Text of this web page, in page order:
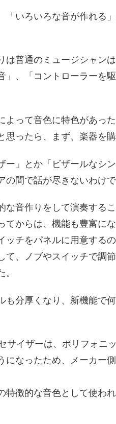
「いろいろな音が作れる
普通のミュージシャン
」、「コントローラーを
よって音色に特色があっ
ったら、まず、楽器を
ー」とか「ビザールなシ
間で話が尽きないわけで
な音作りをして演奏する
てからは、機能も豊富に
ッチをパネルに用意する
て、ノブやスイッチで調
も分厚くなり、新機能で
サイザーは、ポリフォニ
になったため、メーカー
特徴的な音色として使わ